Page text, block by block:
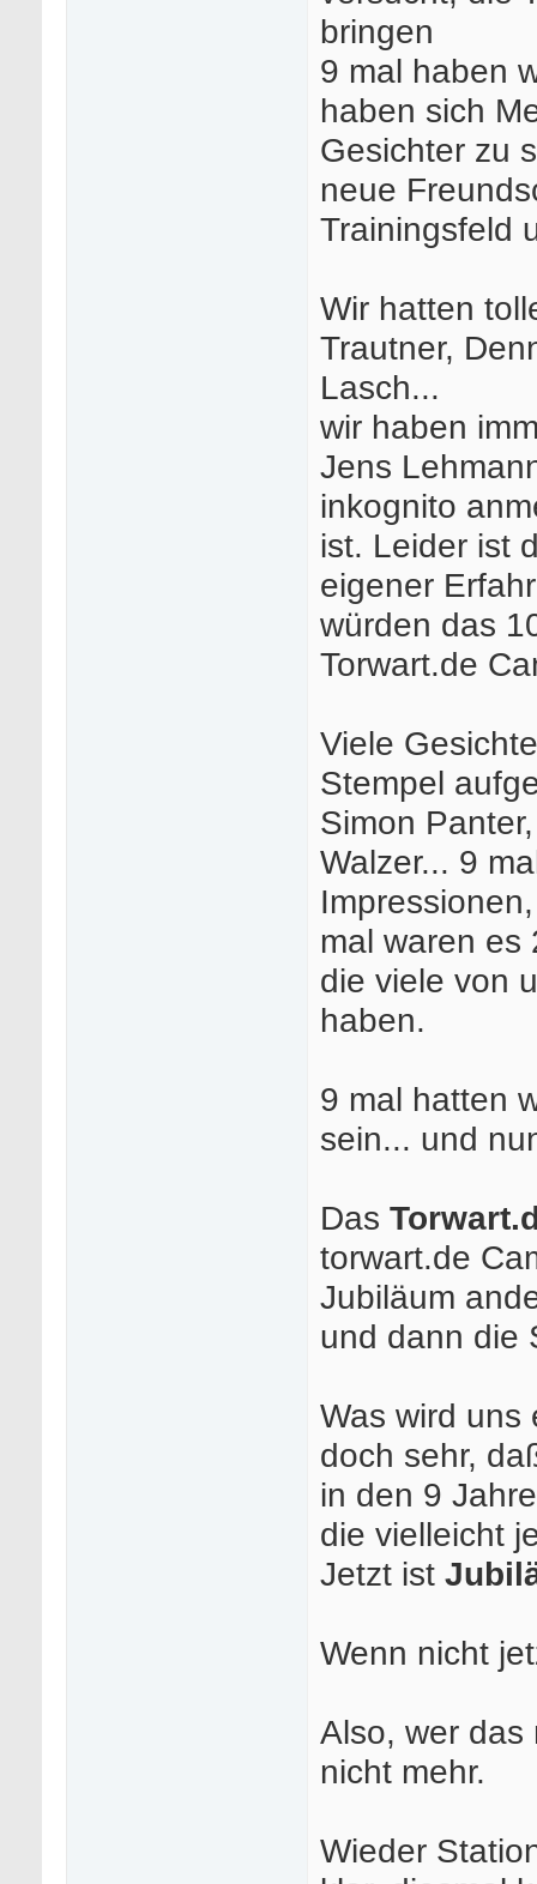
bringen
9 mal haben
haben sich
Gesichter zu
neue
Trainingsfeld
Wir hatten
Trautner,
Lasch...
wir haben
Jens
inkognito
ist. Leider ist
eigener
würden das
Torwart.de
Viele
Stempel
Simon
Walzer... 9
mal waren es
die viele von
haben.
9 mal hatten
sein... und
Das
torwart.de
Jubiläum
und dann die
Was wird uns
doch sehr,
in den 9
die vielleicht
Jetzt ist
Wenn nicht
Also, wer das
nicht mehr.
Wieder